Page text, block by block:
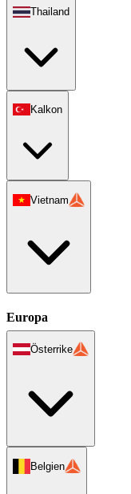
Thailand
Kalkon
Vietnam
Europa
Österrike
Belgien